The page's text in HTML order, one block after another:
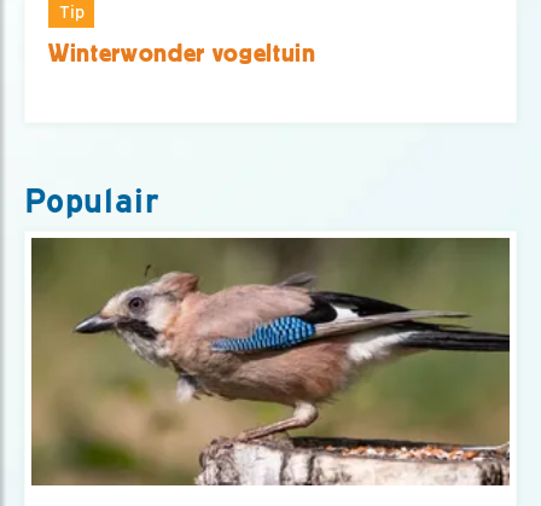
Tip
Winterwonder vogeltuin
Populair